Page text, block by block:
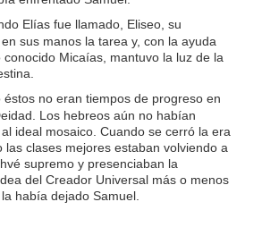
Elías fue llamado, Eliseo, su
sus manos la tarea y, con la ayuda
conocido Micaías, mantuvo la luz de la
no eran tiempos de progreso en
Los hebreos aún no habían
ideal mosaico. Cuando se cerró la era
las clases mejores estaban volviendo a
supremo y presenciaban la
del Creador Universal más o menos
había dejado Samuel.